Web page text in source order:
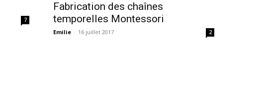
7
Fabrication des chaînes
temporelles Montessori
Emilie - 16 juillet 2017 2